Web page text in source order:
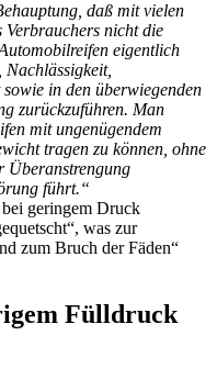
daß mit vielen
Verbrauchers nicht die
eigentlich
Nachlässigkeit,
in den überwiegenden
zurückzuführen. Man
mit ungenügendem
tragen zu können, ohne
Überanstrengung
führt.“
geringem Druck
was zur
zum Bruch der Fäden“
Fülldruck